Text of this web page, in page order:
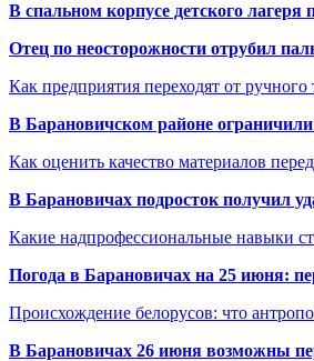
В спальном корпусе детского
Отец по неосторожности отрубил
Как предприятия переходят от
В Барановичском районе
Как оценить качество материалов
В Барановичах подросток получил
Какие надпрофессиональные навыки
Погода в Барановичах на 25 июня:
Происхождение белорусов: что
В Барановичах 26 июня возможны